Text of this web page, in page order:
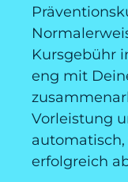
Kursgebühr
eng mit
Vorleistung
erfolgreich